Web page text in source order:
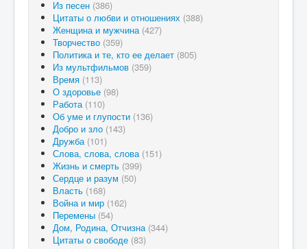
Из песен (386)
Цитаты о любви и отношениях (388)
Женщина и мужчина (427)
Творчество (359)
Политика и те, кто ее делает (805)
Из мультфильмов (359)
Время (113)
О здоровье (98)
Работа (110)
Об уме и глупости (136)
Добро и зло (143)
Дружба (101)
Слова, слова, слова (151)
Жизнь и смерть (399)
Сердце и разум (50)
Власть (168)
Война и мир (162)
Перемены (54)
Дом, Родина, Отчизна (344)
Цитаты о свободе (83)